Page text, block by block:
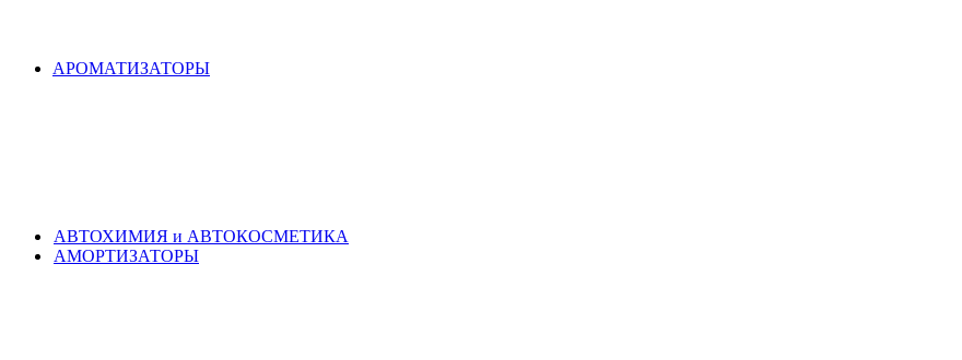
АРОМАТИЗАТОРЫ
АВТОХИМИЯ и АВТОКОСМЕТИКА
АМОРТИЗАТОРЫ